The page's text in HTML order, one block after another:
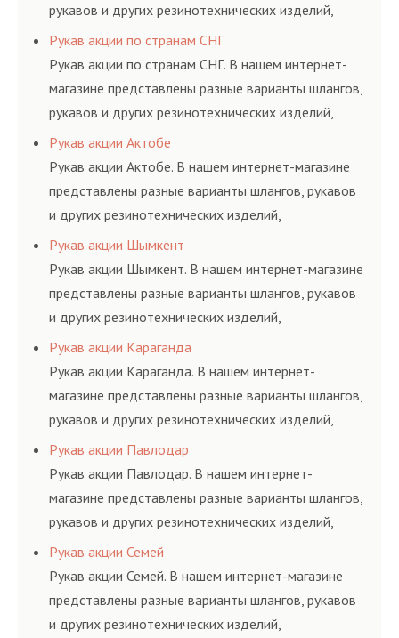
рукавов и других резинотехнических изделий,
соответствующих ГОСТам, техническим условиям
и нормативам.
Рукав акции по странам СНГ
Рукав акции по странам СНГ. В нашем интернет-
магазине представлены разные варианты шлангов,
рукавов и других резинотехнических изделий,
соответствующих ГОСТам, техническим условиям
и нормативам.
Рукав акции Актобе
Рукав акции Актобе. В нашем интернет-магазине
представлены разные варианты шлангов, рукавов
и других резинотехнических изделий,
соответствующих ГОСТам, техническим условиям
и нормативам.
Рукав акции Шымкент
Рукав акции Шымкент. В нашем интернет-магазине
представлены разные варианты шлангов, рукавов
и других резинотехнических изделий,
соответствующих ГОСТам, техническим условиям
и нормативам.
Рукав акции Караганда
Рукав акции Караганда. В нашем интернет-
магазине представлены разные варианты шлангов,
рукавов и других резинотехнических изделий,
соответствующих ГОСТам, техническим условиям
и нормативам.
Рукав акции Павлодар
Рукав акции Павлодар. В нашем интернет-
магазине представлены разные варианты шлангов,
рукавов и других резинотехнических изделий,
соответствующих ГОСТам, техническим условиям
и нормативам.
Рукав акции Семей
Рукав акции Семей. В нашем интернет-магазине
представлены разные варианты шлангов, рукавов
и других резинотехнических изделий,